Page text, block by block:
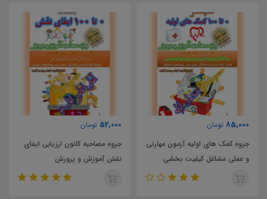
85,000 تومان
جزوه کمک های اولیه آزمون مهارتی
و عملی مشاغل کیفیت بخشی
52,000 تومان
جزوه مصاحبه کانون ارزیابی ایفای
نقش آموزش و پرورش